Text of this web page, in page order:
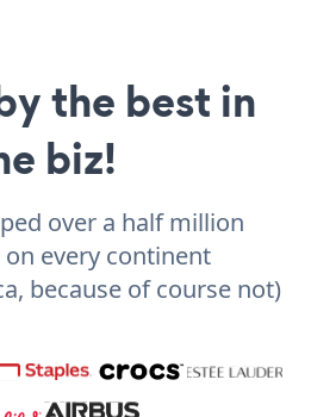
the best in
biz!
over a half million
on every continent
because of course not)